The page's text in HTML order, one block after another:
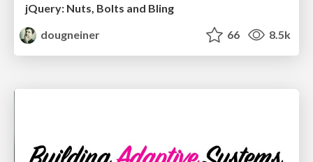
jQuery: Nuts, Bolts and Bling
dougneiner
66 8.5k